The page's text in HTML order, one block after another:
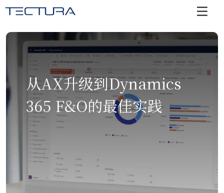
从AX升级到Dynamics
365 F&O的最佳实践